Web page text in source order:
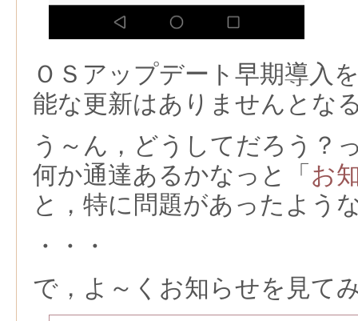
ＯＳアップデート早期導入
能な更新はありませんとな
う～ん，どうしてだろう？
何か通達あるかなっと「 お
と，特に問題があったよう
・・・
で，よ～くお知らせを見て